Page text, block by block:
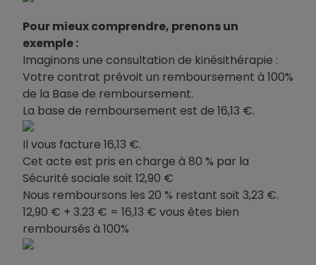
Pour mieux comprendre, prenons un
exemple :
Imaginons une consultation de kinésithérapie :
Votre contrat prévoit un remboursement à 100%
de la Base de remboursement.
La base de remboursement est de 16,13 €.
Il vous facture 16,13 €.
Cet acte est pris en charge à 80 % par la
Sécurité sociale soit 12,90 €
Nous remboursons les 20 % restant soit 3,23 €.
12,90 € + 3.23 € = 16,13 € vous êtes bien
remboursés à 100%